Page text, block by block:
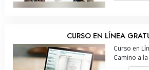
CURSO EN LÍNEA
Curso en
Camino a